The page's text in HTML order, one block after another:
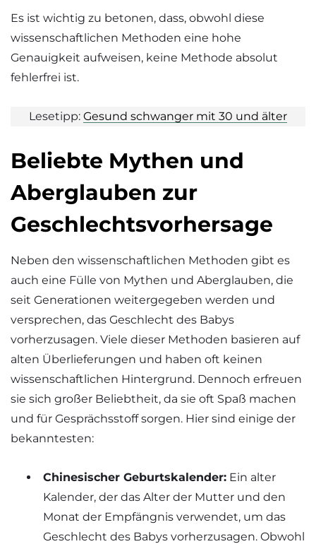
Es ist wichtig zu betonen, dass, obwohl diese
wissenschaftlichen Methoden eine hohe
Genauigkeit aufweisen, keine Methode absolut
fehlerfrei ist.
Lesetipp: Gesund schwanger mit 30 und älter
Beliebte Mythen und
Aberglauben zur
Geschlechtsvorhersage
Neben den wissenschaftlichen Methoden gibt es
auch eine Fülle von Mythen und Aberglauben, die
seit Generationen weitergegeben werden und
versprechen, das Geschlecht des Babys
vorherzusagen. Viele dieser Methoden basieren auf
alten Überlieferungen und haben oft keinen
wissenschaftlichen Hintergrund. Dennoch erfreuen
sie sich großer Beliebtheit, da sie oft Spaß machen
und für Gesprächsstoff sorgen. Hier sind einige der
bekanntesten:
Chinesischer Geburtskalender: Ein alter
Kalender, der das Alter der Mutter und den
Monat der Empfängnis verwendet, um das
Geschlecht des Babys vorherzusagen. Obwohl